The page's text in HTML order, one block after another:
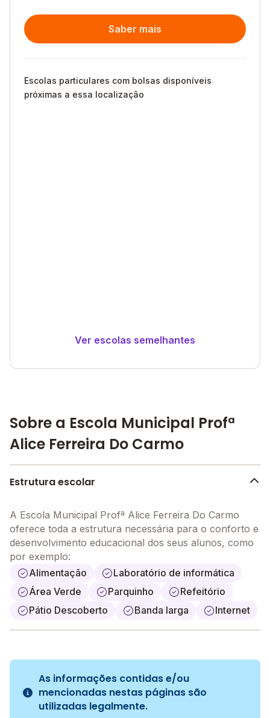
Saber mais
Escolas particulares com bolsas disponíveis
próximas a essa localização
Ver escolas semelhantes
Sobre a Escola Municipal Profª
Alice Ferreira Do Carmo
Estrutura escolar
A Escola Municipal Profª Alice Ferreira Do Carmo
oferece toda a estrutura necessária para o conforto e
desenvolvimento educacional dos seus alunos, como
por exemplo:
Alimentação
Laboratório de informática
Área Verde
Parquinho
Refeitório
Pátio Descoberto
Banda larga Internet
As informações contidas e/ou
mencionadas nestas páginas são
utilizadas legalmente.